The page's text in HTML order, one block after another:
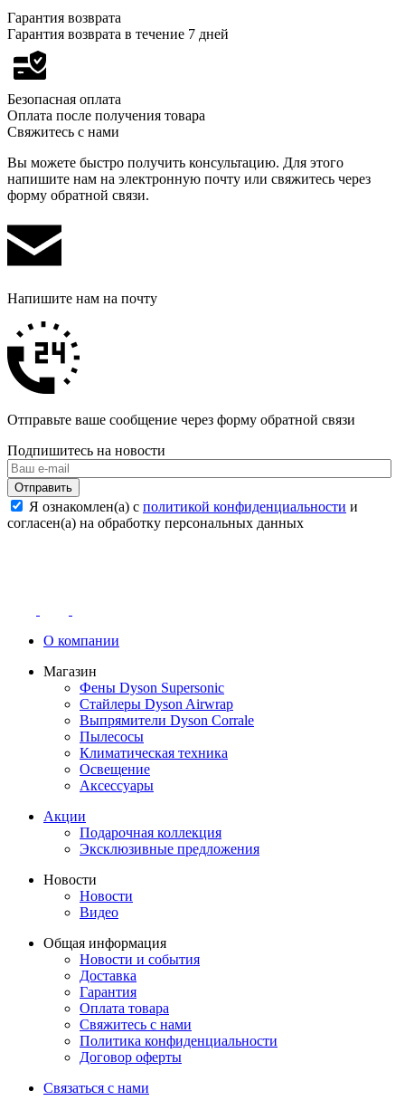
Гарантия возврата
Гарантия возврата в течение 7 дней
Безопасная оплата
Оплата после получения товара
Свяжитесь с нами
Вы можете быстро получить консультацию. Для этого
напишите нам на электронную почту или свяжитесь через
форму обратной связи.
Напишите нам на почту
Отправьте ваше сообщение через форму обратной связи
Подпишитесь на новости
Отправить
Я ознакомлен(а) с политикой конфиденциальности и
согласен(а) на обработку персональных данных
О компании
Магазин
Фены Dyson Supersonic
Стайлеры Dyson Airwrap
Выпрямители Dyson Corrale
Пылесосы
Климатическая техника
Освещение
Аксессуары
Акции
Подарочная коллекция
Эксклюзивные предложения
Новости
Новости
Видео
Общая информация
Новости и события
Доставка
Гарантия
Оплата товара
Свяжитесь с нами
Политика конфиденциальности
Договор оферты
Связаться с нами